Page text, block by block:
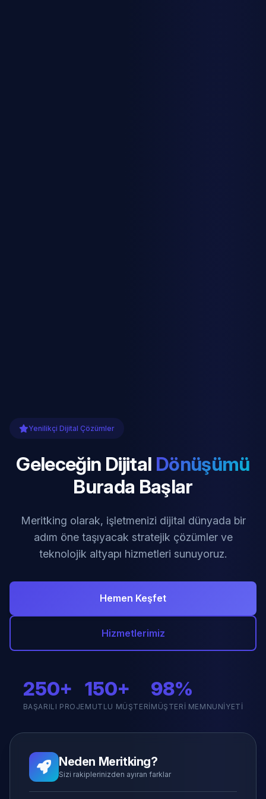
Yenilikçi Dijital Çözümler
Geleceğin Dijital Dönüşümü
Burada Başlar
Meritking olarak, işletmenizi dijital dünyada bir
adım öne taşıyacak stratejik çözümler ve
teknolojik altyapı hizmetleri sunuyoruz.
Hemen Keşfet
Hizmetlerimiz
250+
BAŞARILI PROJE
150+
MUTLU MÜŞTERI
98%
MÜŞTERI MEMNUNIYETI
Neden Meritking?
Sizi rakiplerinizden ayıran farklar